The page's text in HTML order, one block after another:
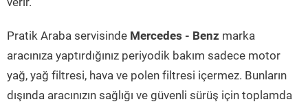
Pratik Araba servisinde Mercedes - Benz marka
aracınıza yaptırdığınız periyodik bakım sadece motor
yağ, yağ filtresi, hava ve polen filtresi içermez. Bunların
dışında aracınızın sağlığı ve güvenli sürüş için toplamda